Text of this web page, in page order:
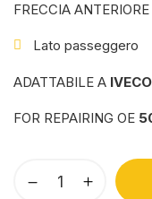
FRECCIA
Lato passeggero
ADATTABILE A
FOR REPAIRING OE
Freccia